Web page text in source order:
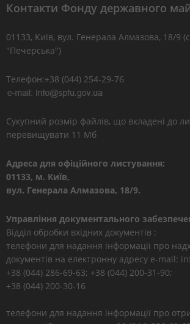
Контакти Фонду державного
01133, Kиїв, вул. Генерала Алмазова, 18/9
"Печерська")
Телефон:+38 (044) 254-29-76
Сукупний розмір файлів, що вкладені до
перевищувати 11 Мб
Адреса для офіційного листування:
01133, м. Київ,
вул. Генерала Алмазова, 18/9.
Управління документального
Відділ обробки вхідних документів :
телефони для надання інформації про
документів на електронну адресу e-mail:
+38 (044) 286-69-63; +38 (044) 200-31-90;
+38 (044) 200-30-16
телефони для надання інформації про